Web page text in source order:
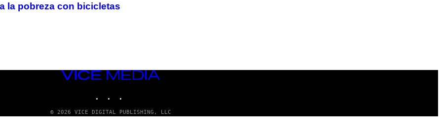
la pobreza con bicicletas
VICE
© 2026 VICE DIGITAL PUBLISHING, LLC